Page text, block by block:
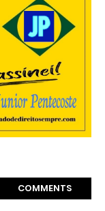
COMMENTS